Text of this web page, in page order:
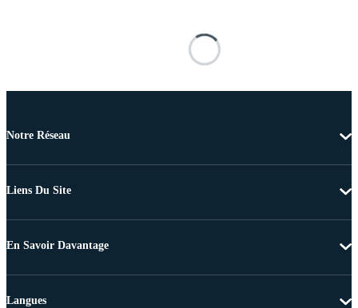
Notre Réseau
Liens Du Site
En Savoir Davantage
Langues